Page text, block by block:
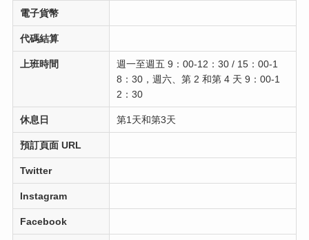
電子貨幣
代碼結算
上班時間
週一至週五 9：00-12：30 / 15：00-1
8：30，週六、第 2 和第 4 天 9：00-1
2：30
休息日 第1天和第3天
預訂頁面 URL
Twitter
Instagram
Facebook